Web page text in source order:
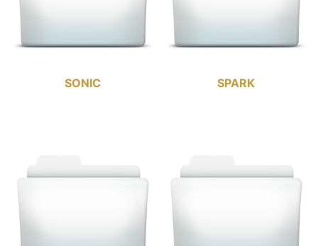
SONIC SPARK